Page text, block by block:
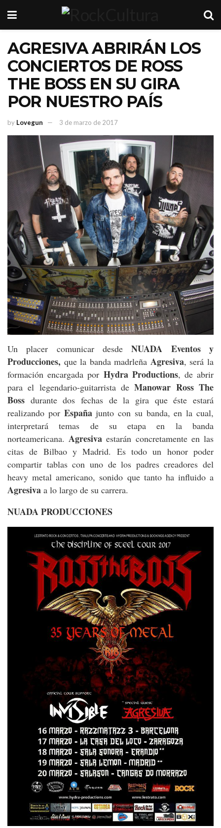
AGRESIVA ABRIRÁN LOS
CONCIERTOS DE ROSS
THE BOSS EN SU GIRA
POR NUESTRO PAÍS
by Lovegun 3 de marzo de 2017
Un placer comunicar desdeNUADA Eventos y
Producciones, que la banda madrleña Agresiva, será la
formación encargada por Hydra Productions, de abrir
para el legendario-guitarrista deManowar Ross The
Boss durante dos fechas de la gira que éste estará
realizando por Españajunto con su banda, en la cual,
interpretará temas de su etapa en la banda
norteamericana.Agresiva estarán concretamente en las
citas de Bilbao y Madrid. Es todo un honor poder
compartir tablas con uno de los padres creadores del
heavy metal americano, sonido que tanto ha influido a
Agresiva a lo largo de su carrera.
NUADA PRODUCCIONES